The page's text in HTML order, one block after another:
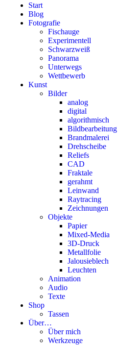
Start
Blog
Fotografie
Fischauge
Experimentell
Schwarzweiß
Panorama
Unterwegs
Wettbewerb
Kunst
Bilder
analog
digital
algorithmisch
Bildbearbeitung
Brandmalerei
Drehscheibe
Reliefs
CAD
Fraktale
gerahmt
Leinwand
Raytracing
Zeichnungen
Objekte
Papier
Mixed-Media
3D-Druck
Metallfolie
Jalousieblech
Leuchten
Animation
Audio
Texte
Shop
Tassen
Über…
Über mich
Werkzeuge